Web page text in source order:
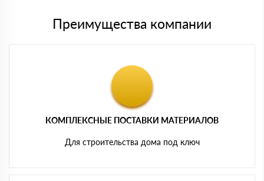
Преимущества компании
КОМПЛЕКСНЫЕ ПОСТАВКИ МАТЕРИАЛОВ
Для строительства дома под ключ